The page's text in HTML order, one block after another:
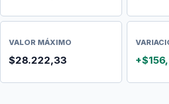
VALOR MÁXIMO
$28.222,33